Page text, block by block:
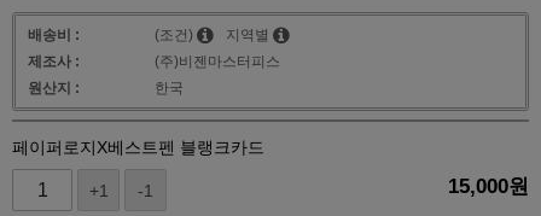
배송비 : (조건)
지역별
제조사 :
(주)비젠마스터피스
원산지 :
한국
페이퍼로지X베스트펜 블랭크카드
+1 -1 15,000원